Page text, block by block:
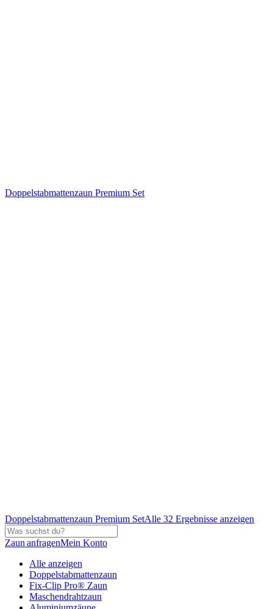
Doppelstabmattenzaun Premium Set
Doppelstabmattenzaun Premium SetAlle 32 Ergebnisse anzeigen
Zaun anfragenMein Konto
Alle anzeigen
Doppelstabmattenzaun
Fix-Clip Pro® Zaun
Maschendrahtzaun